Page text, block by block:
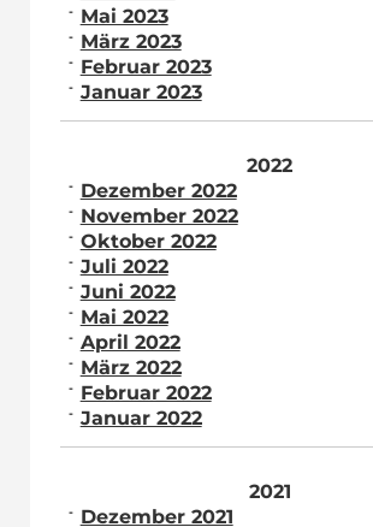
Mai 2023
März 2023
Februar 2023
Januar 2023
2022
Dezember 2022
November 2022
Oktober 2022
Juli 2022
Juni 2022
Mai 2022
April 2022
März 2022
Februar 2022
Januar 2022
2021
Dezember 2021